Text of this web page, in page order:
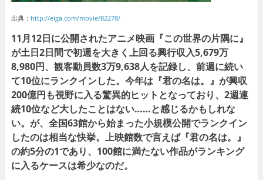
出典： http://eiga.com/movie/82278/
11月12日に公開されたアニメ映画『この世界の片隅に』
が土日2日間で初週を大きく上回る興行収入5,679万
8,980円、観客動員数3万9,638人を記録し、前週に続い
て10位にランクインした。今年は『君の名は。』が興収
200億円も視野に入る驚異的ヒットとなっており、2週連
続10位など大したことはない……と感じるかもしれな
い。が、全国63館から始まった小規模公開でランクイン
したのは相当な快挙。上映館数で言えば『君の名は。』
の約5分の1であり、100館に満たない作品がランキング
に入るケースは希少なのだ。